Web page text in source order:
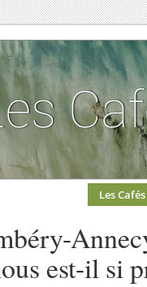
Les Cafés
est-il si